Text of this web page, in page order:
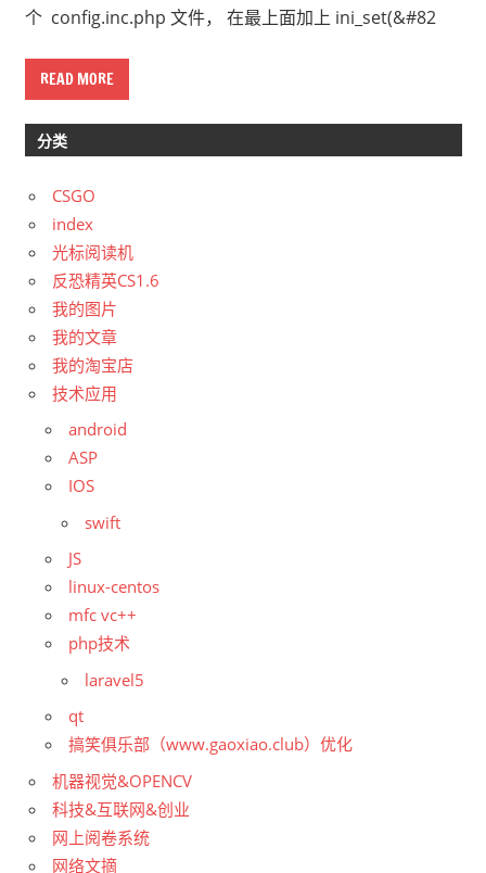
个 config.inc.php 文件， 在最上面加上 ini_set(&#82
READ MORE
分类
CSGO
index
光标阅读机
反恐精英CS1.6
我的图片
我的文章
我的淘宝店
技术应用
android
ASP
IOS
swift
JS
linux-centos
mfc vc++
php技术
laravel5
qt
搞笑俱乐部（www.gaoxiao.club）优化
机器视觉&OPENCV
科技&互联网&创业
网上阅卷系统
网络文摘